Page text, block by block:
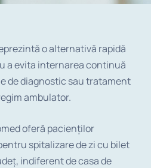
o alternativă rapidă
a evita internarea continuă
de diagnostic sau tratament
ambulator.
oferă pacienților
spitalizare de zi cu bilet
indiferent de casa de